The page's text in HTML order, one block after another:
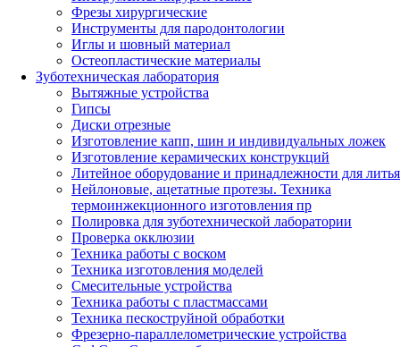
Фрезы хирургические
Инструменты для пародонтологии
Иглы и шовный материал
Остеопластические материалы
Зуботехническая лаборатория
Вытяжные устройства
Гипсы
Диски отрезные
Изготовление капп, шин и индивидуальных ложек
Изготовление керамических конструкций
Литейное оборудование и принадлежности для литья
Нейлоновые, ацетатные протезы. Техника
термоинжекционного изготовления пр
Полировка для зуботехнической лаборатории
Проверка окклюзии
Техника работы с воском
Техника изготовления моделей
Смесительные устройства
Техника работы с пластмассами
Техника пескоструйной обработки
Фрезерно-параллелометрические устройства